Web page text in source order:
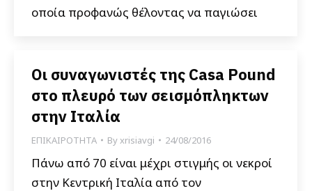
οποία προφανώς θέλοντας να παγιώσει
Οι συναγωνιστές της Casa Pound
στο πλευρό των σεισμόπληκτων
στην Ιταλία
ΕΠΙΚΑΙΡΟΤΗΤΑ Byxrisiavgi 24/08/2016
Πάνω από 70 είναι μέχρι στιγμής οι νεκροί
στην Κεντρική Ιταλία από τον